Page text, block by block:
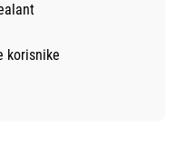
korisnike